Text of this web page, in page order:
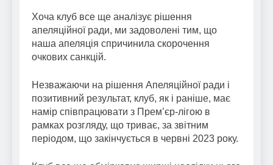
Хоча клуб все ще аналізує рішення
апеляційної ради, ми задоволені тим, що
наша апеляція спричинила скорочення
очкових санкцій.
Незважаючи на рішення Апеляційної ради і
позитивний результат, клуб, як і раніше, має
намір співпрацювати з Прем’єр-лігою в
рамках розгляду, що триває, за звітним
періодом, що закінчується в червні 2023 року.